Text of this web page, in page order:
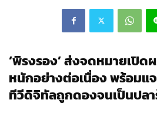
‘พิรงรอง’ ส่งจดหมายเปิด
หนักอย่างต่อเนื่อง พร้อมแ
ทีวีดิจิทัลถูกดองจนเป็นปลา